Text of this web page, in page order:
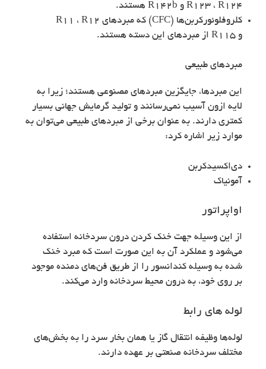
R123 ، R124 و R142b هستند.
کلروفلوئورکربن‌ها (CFC) که مبردهای R11 ، R12
و R115 از مبردهای این دسته هستند.
مبردهای طبیعی
این مبردها، جایگزین مبردهای مصنوعی هستند؛ زیرا به
لایه ازون آسیب نمی‌رسانند و تولید گرمایش جهانی بسیار
کمتری دارند. به عنوان برخی از مبردهای طبیعی می‌توان به
موارد زیر اشاره کرد:
دی‌اکسیدکربن
آمونیاک
اواپراتور
از این وسیله جهت خنک کردن درون سردخانه استفاده
می‌شود و عملکرد آن به این صورت است که مبرد خنک
شده به وسیله کندانسور را از طریق فن‌های دمنده موجود
بر روی خود، به درون محیط سردخانه وارد می‌کند.
لوله های رابط
لوله‌ها وظیفه انتقال گاز یا همان بخار سرد را به بخش‌های
مختلف سردخانه‌ صنعتی بر عهده دارند.